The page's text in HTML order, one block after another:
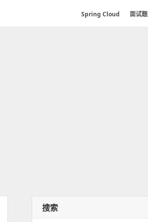
Spring Cloud 面试题
搜索